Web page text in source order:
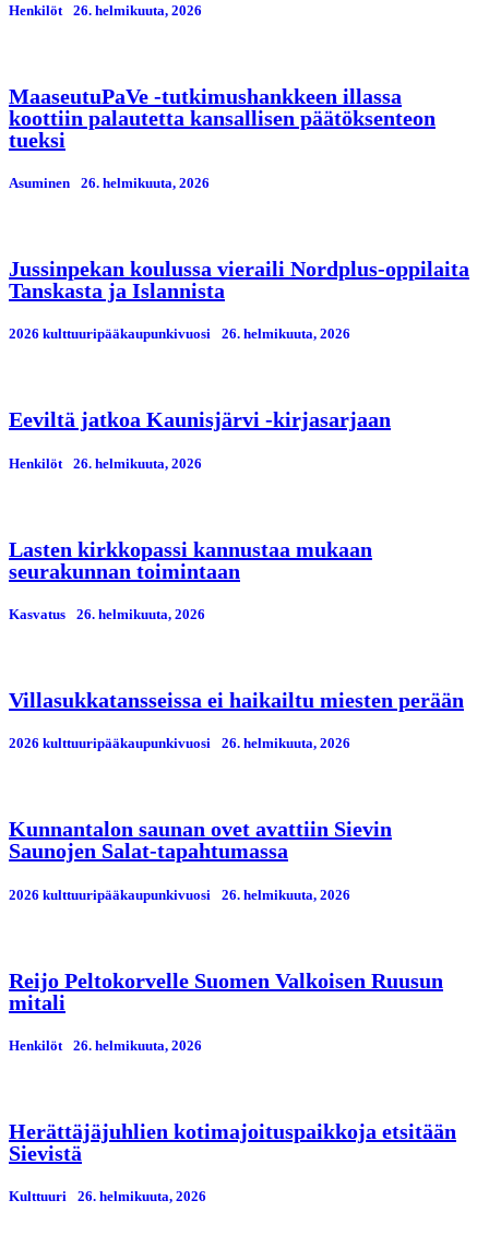
Henkilöt 26. helmikuuta, 2026
MaaseutuPaVe -tutkimushankkeen illassa
koottiin palautetta kansallisen päätöksenteon
tueksi
Asuminen 26. helmikuuta, 2026
Jussinpekan koulussa vieraili Nordplus-oppilaita
Tanskasta ja Islannista
2026 kulttuuripääkaupunkivuosi 26. helmikuuta, 2026
Eeviltä jatkoa Kaunisjärvi -kirjasarjaan
Henkilöt 26. helmikuuta, 2026
Lasten kirkkopassi kannustaa mukaan
seurakunnan toimintaan
Kasvatus 26. helmikuuta, 2026
Villasukkatansseissa ei haikailtu miesten perään
2026 kulttuuripääkaupunkivuosi 26. helmikuuta, 2026
Kunnantalon saunan ovet avattiin Sievin
Saunojen Salat-tapahtumassa
2026 kulttuuripääkaupunkivuosi 26. helmikuuta, 2026
Reijo Peltokorvelle Suomen Valkoisen Ruusun
mitali
Henkilöt 26. helmikuuta, 2026
Herättäjäjuhlien kotimajoituspaikkoja etsitään
Sievistä
Kulttuuri 26. helmikuuta, 2026